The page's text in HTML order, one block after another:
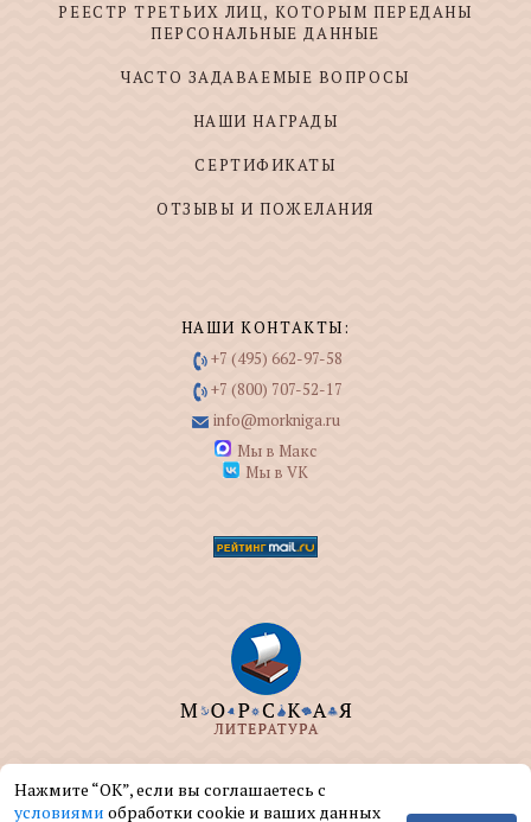
РЕЕСТР ТРЕТЬИХ ЛИЦ, КОТОРЫМ ПЕРЕДАНЫ
ПЕРСОНАЛЬНЫЕ ДАННЫЕ
ЧАСТО ЗАДАВАЕМЫЕ ВОПРОСЫ
НАШИ НАГРАДЫ
СЕРТИФИКАТЫ
ОТЗЫВЫ И ПОЖЕЛАНИЯ
НАШИ КОНТАКТЫ:
+7 (495) 662-97-58
+7 (800) 707-52-17
info@morkniga.ru
Мы в Макс
Мы в VK
ООО "МОРКНИГА" занимается изданием и
реализацией книг на морскую тематику.
Нажмите “ОК”, если вы соглашаетесь с
условиями обработки cookie и ваших данных